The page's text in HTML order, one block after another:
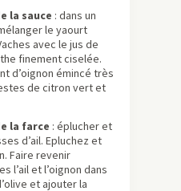
la sauce : dans un
le yaourt
avec le jus de
finement ciselée.
d’oignon émincé très
de citron vert et
la farce : éplucher et
d’ail. Epluchez et
Faire revenir
l’ail et l’oignon dans
et ajouter la